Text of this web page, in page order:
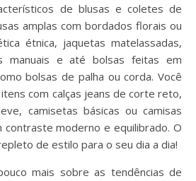
de blusas e coletes de
amplas com bordados florais ou
étnica, jaquetas matelassadas,
manuais e até bolsas feitas em
bolsas de palha ou corda. Você
com calças jeans de corte reto,
camisetas básicas ou camisas
contraste moderno e equilibrado. O
de estilo para o seu dia a dia!
mais sobre as tendências de